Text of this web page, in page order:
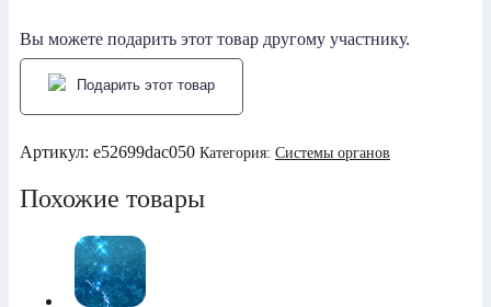
Вы можете подарить этот товар другому участнику.
Подарить этот товар
Артикул: e52699dac050 Категория: Системы органов
Похожие товары